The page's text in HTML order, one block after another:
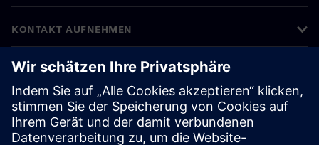
KONTAKT AUFNEHMEN
KARRIEREN
©Siemens2026